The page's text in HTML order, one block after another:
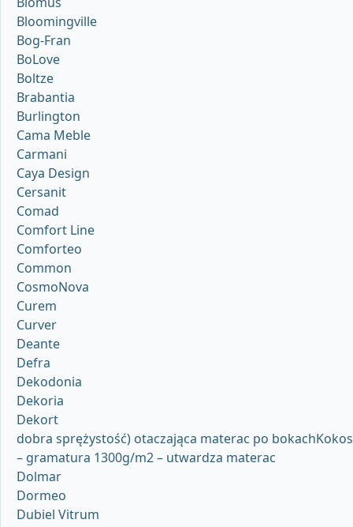
Bloomingville
Bog-Fran
BoLove
Boltze
Brabantia
Burlington
Cama Meble
Carmani
Caya Design
Cersanit
Comad
Comfort Line
Comforteo
Common
CosmoNova
Curem
Curver
Deante
Defra
Dekodonia
Dekoria
Dekort
dobra sprężystość) otaczająca materac po bokachKokos
– gramatura 1300g/m2 – utwardza materac
Dolmar
Dormeo
Dubiel Vitrum